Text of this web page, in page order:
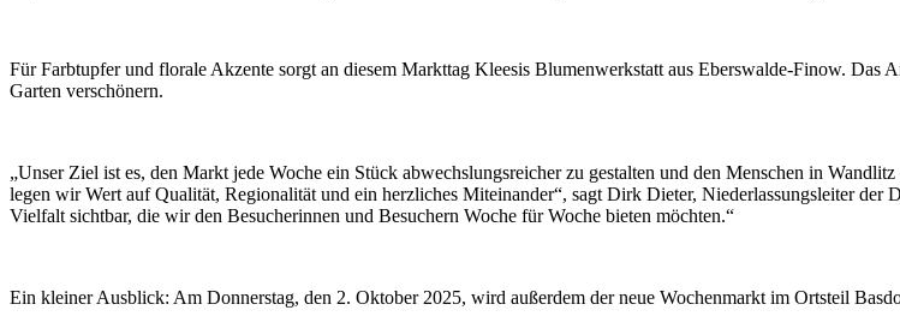
Für Farbtupfer und florale Akzente sorgt an diesem Markttag Kleesis Blumenwerkstatt aus Eberswalde-Finow. Das
Garten verschönern.
„Unser Ziel ist es, den Markt jede Woche ein Stück abwechslungsreicher zu gestalten und den Menschen in
legen wir Wert auf Qualität, Regionalität und ein herzliches Miteinander“, sagt Dirk Dieter, Niederlassungsleiter
Vielfalt sichtbar, die wir den Besucherinnen und Besuchern Woche für Woche bieten möchten.“
Ein kleiner Ausblick: Am Donnerstag, den 2. Oktober 2025, wird außerdem der neue Wochenmarkt im Ortsteil